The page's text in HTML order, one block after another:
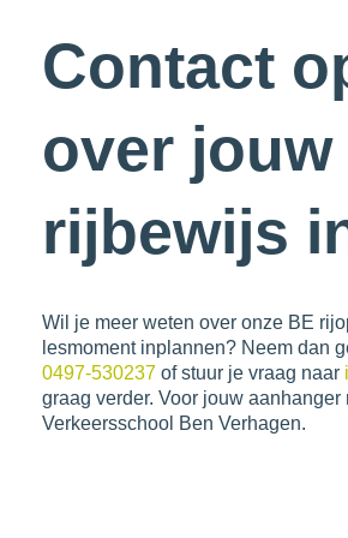
Contact
over
rijbewijs
Wil je meer weten over onze BE
lesmoment inplannen? Neem dan
0497-530237 of stuur je vraag naar
graag verder. Voor jouw
Verkeersschool Ben Verhagen.